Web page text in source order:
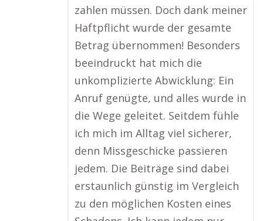
zahlen müssen. Doch dank meiner
Haftpflicht wurde der gesamte
Betrag übernommen! Besonders
beeindruckt hat mich die
unkomplizierte Abwicklung: Ein
Anruf genügte, und alles wurde in
die Wege geleitet. Seitdem fühle
ich mich im Alltag viel sicherer,
denn Missgeschicke passieren
jedem. Die Beiträge sind dabei
erstaunlich günstig im Vergleich
zu den möglichen Kosten eines